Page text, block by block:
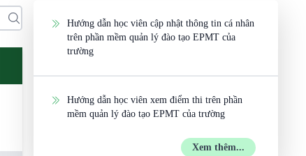
Hướng dẫn học viên cập nhật thông tin cá nhân
trên phần mềm quản lý đào tạo EPMT của
trường
Hướng dẫn học viên xem điểm thi trên phần
mềm quản lý đào tạo EPMT của trường
Xem thêm...